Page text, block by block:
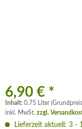
6,90 € *
Inhalt: 0.75 Liter
inkl. MwSt. zzgl.
Lieferzeit aktuell: 3 -